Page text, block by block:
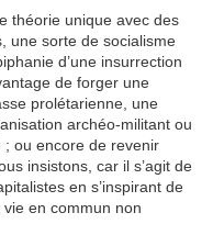
théorie unique avec des
une sorte de socialisme
d’une insurrection
de forger une
prolétarienne, une
archéo-militant ou
ou encore de revenir
insistons, car il s’agit de
en s’inspirant de
vie en commun non